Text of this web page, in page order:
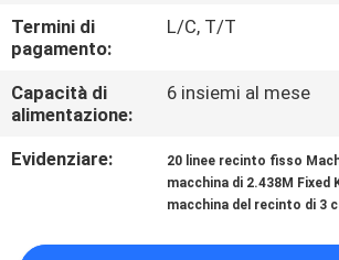
CONTROLLO
DI
QUALITÀ
CONTATTICI
RICHIEDA
Termini di
pagamento:
L/C, T/T
Capacità di
alimentazione:
6 insiemi al mese
Evidenziare: 20 linee recinto fisso
macchina di 2.438M Fixed
macchina del recinto di 3